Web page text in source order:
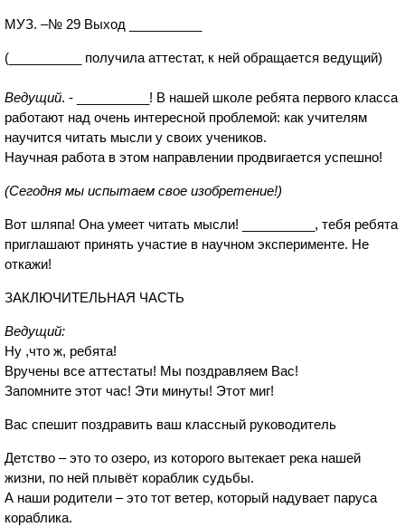
МУЗ. –№ 29 Выход __________
(__________ получила аттестат, к ней обращается ведущий)
Ведущий. - __________! В нашей школе ребята первого класса
работают над очень интересной проблемой: как учителям
научится читать мысли у своих учеников.
Научная работа в этом направлении продвигается успешно!
(Сегодня мы испытаем свое изобретение!)
Вот шляпа! Она умеет читать мысли! __________, тебя ребята
приглашают принять участие в научном эксперименте. Не
откажи!
ЗАКЛЮЧИТЕЛЬНАЯ ЧАСТЬ
Ведущий:
Ну ,что ж, ребята!
Вручены все аттестаты! Мы поздравляем Вас!
Запомните этот час! Эти минуты! Этот миг!
Вас спешит поздравить ваш классный руководитель
Детство – это то озеро, из которого вытекает река нашей
жизни, по ней плывёт кораблик судьбы.
А наши родители – это тот ветер, который надувает паруса
кораблика.